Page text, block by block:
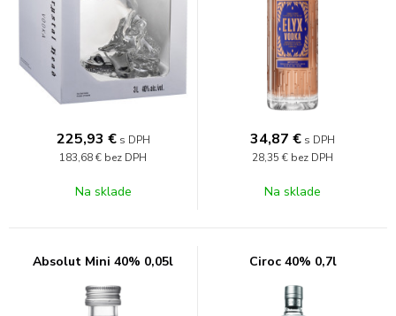
225,93 € s DPH
183,68 € bez DPH
Na sklade
34,87 € s DPH
28,35 € bez DPH
Na sklade
Absolut Mini 40% 0,05l Ciroc 40% 0,7l